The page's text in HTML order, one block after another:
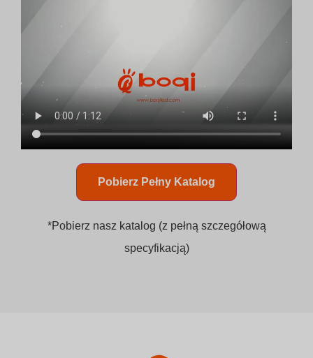
Pobierz Pełny Katalog
*Pobierz nasz katalog (z pełną szczegółową
specyfikacją)